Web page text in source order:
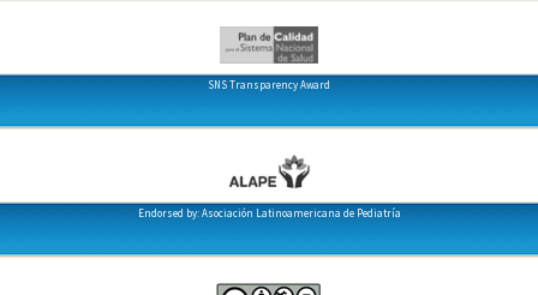
SNS Transparency Award
Endorsed by: Asociación Latinoamericana de Pediatría